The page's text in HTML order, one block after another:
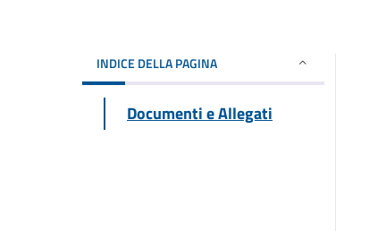
INDICE DELLA PAGINA
Documenti e Allegati